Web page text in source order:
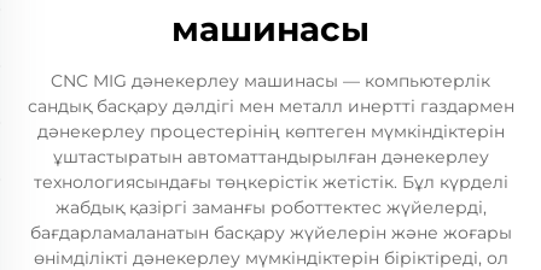
машинасы
CNC MIG дәнекерлеу машинасы — компьютерлік
сандық басқару дәлдігі мен металл инертті газдармен
дәнекерлеу процестерінің көптеген мүмкіндіктерін
ұштастыратын автоматтандырылған дәнекерлеу
технологиясындағы төңкерістік жетістік. Бұл күрделі
жабдық қазіргі заманғы роботтектес жүйелерді,
бағдарламаланатын басқару жүйелерін және жоғары
өнімділікті дәнекерлеу мүмкіндіктерін біріктіреді, ол